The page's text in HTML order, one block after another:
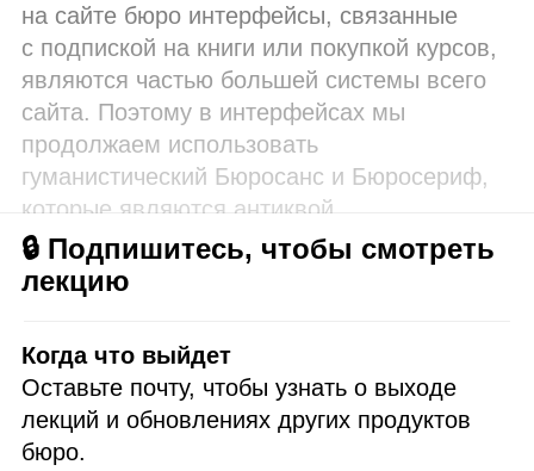
на сайте бюро интерфейсы, связанные
с подпиской на книги или покупкой курсов,
являются частью большей системы всего
сайта. Поэтому в интерфейсах мы
продолжаем использовать
гуманистический Бюросанс и Бюросериф,
которые являются антиквой.
🔒 Подпишитесь, чтобы смотреть
лекцию
Когда что выйдет
Оставьте почту, чтобы узнать о выходе
лекций и обновлениях других продуктов
бюро.